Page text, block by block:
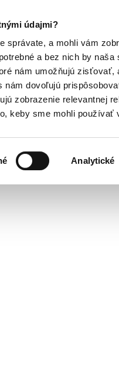
údajmi?
správate, a mohli vám
a bez nich by
nám umožňujú zisťovať,
dovoľujú
zobrazenie relevantnej
keby sme mohli používať
Analytické